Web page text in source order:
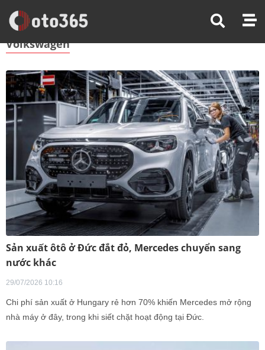
Trang Chủ Volkswagen
Volkswagen
Sản xuất ôtô ở Đức đắt đỏ, Mercedes chuyển sang
nước khác
29/07/2026 10:16
Chi phí sản xuất ở Hungary rẻ hơn 70% khiến Mercedes mở rộng
nhà máy ở đây, trong khi siết chặt hoạt động tại Đức.